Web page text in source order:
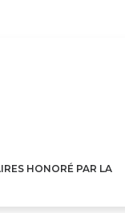
HONORÉ PAR LA